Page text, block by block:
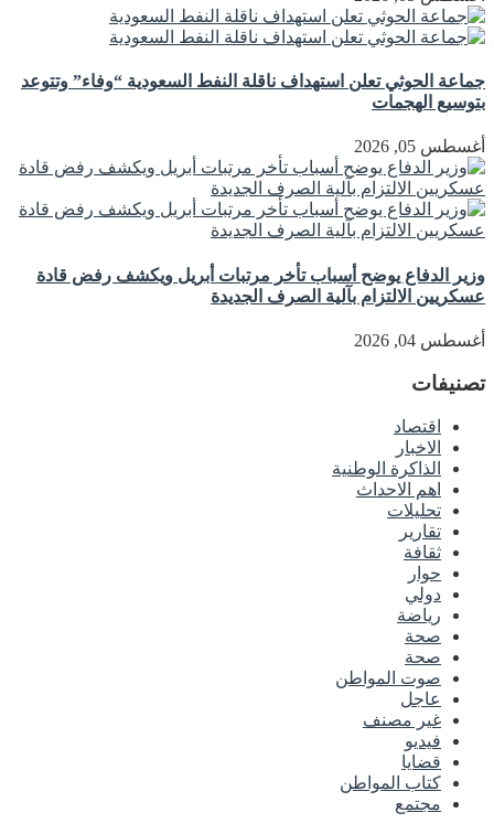
جماعة الحوثي تعلن استهداف ناقلة النفط السعودية “وفاء” وتتوعد
بتوسيع الهجمات
أغسطس 05, 2026
وزير الدفاع يوضح أسباب تأخر مرتبات أبريل ويكشف رفض قادة
عسكريين الالتزام بآلية الصرف الجديدة
أغسطس 04, 2026
تصنيفات
اقتصاد
الاخبار
الذاكرة الوطنية
اهم الاحداث
تحليلات
تقارير
ثقافة
حوار
دولي
رياضة
صحة
صحة
صوت المواطن
عاجل
غير مصنف
فيديو
قضايا
كتاب المواطن
مجتمع